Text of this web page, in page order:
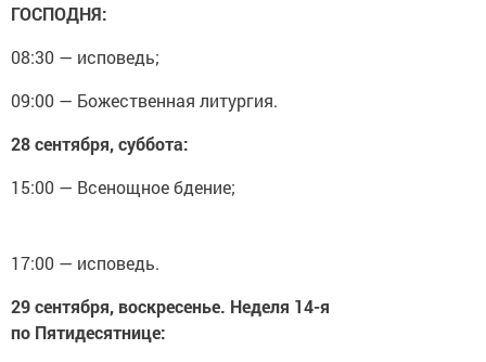
ГОСПОДНЯ:
08:30 — исповедь;
09:00 — Божественная литургия.
28 сентября, суббота:
15:00 — Всенощное бдение;
17:00 — исповедь.
29 сентября, воскресенье. Неделя 14-я
по Пятидесятнице: